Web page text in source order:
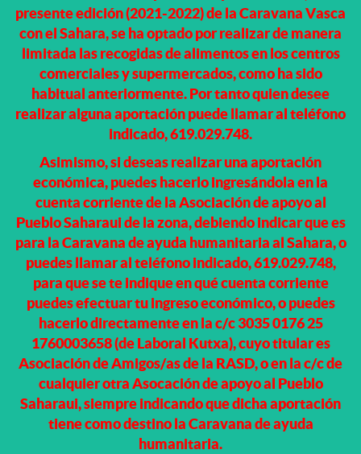
presente edición (2021-2022) de la Caravana Vasca
con el Sahara, se ha optado por realizar de manera
limitada las recogidas de alimentos en los centros
comerciales y supermercados, como ha sido
habitual anteriormente. Por tanto quien desee
realizar alguna aportación puede llamar al teléfono
indicado, 619.029.748.
Asimismo, si deseas realizar una aportación
económica, puedes hacerlo ingresándola en la
cuenta corriente de la Asociación de apoyo al
Pueblo Saharaui de la zona, debiendo indicar que es
para la Caravana de ayuda humanitaria al Sahara, o
puedes llamar al teléfono indicado, 619.029.748,
para que se te indique en qué cuenta corriente
puedes efectuar tu ingreso económico,o puedes
hacerlo directamente en la c/c 3035 0176 25
1760003658 (de Laboral Kutxa), cuyo titular es
Asociación de Amigos/as de la RASD, o en la c/c de
cualquier otra Asocación de apoyo al Pueblo
Saharaui, siempre indicando que dicha aportación
tiene como destino la Caravana de ayuda
humanitaria.